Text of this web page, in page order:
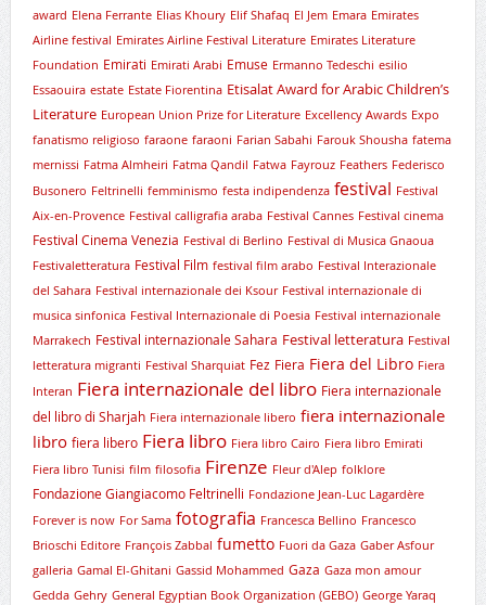
award Elena Ferrante Elias Khoury Elif Shafaq El Jem Emara Emirates
Airline festival Emirates Airline Festival Literature Emirates Literature
Foundation Emirati Emirati Arabi Emuse Ermanno Tedeschi esilio
Essaouira estate Estate Fiorentina Etisalat Award for Arabic Children’s
Literature European Union Prize for Literature Excellency Awards Expo
fanatismo religioso faraone faraoni Farian Sabahi Farouk Shousha fatema
mernissi Fatma Almheiri Fatma Qandil Fatwa Fayrouz Feathers Federisco
Busonero Feltrinelli femminismo festa indipendenza festival Festival
Aix-en-Provence Festival calligrafia araba Festival Cannes Festival cinema
Festival Cinema Venezia Festival di Berlino Festival di Musica Gnaoua
Festivaletteratura Festival Film festival film arabo Festival Interazionale
del Sahara Festival internazionale dei Ksour Festival internazionale di
musica sinfonica Festival Internazionale di Poesia Festival internazionale
Marrakech Festival internazionale Sahara Festival letteratura Festival
letteratura migranti Festival Sharquiat Fez Fiera Fiera del Libro Fiera
Interan Fiera internazionale del libro Fiera internazionale
del libro di Sharjah Fiera internazionale libero fiera internazionale
libro fiera libero Fiera libro Fiera libro Cairo Fiera libro Emirati
Fiera libro Tunisi film filosofia Firenze Fleur d'Alep folklore
Fondazione Giangiacomo Feltrinelli Fondazione Jean-Luc Lagardère
Forever is now For Sama fotografia Francesca Bellino Francesco
Brioschi Editore François Zabbal fumetto Fuori da Gaza Gaber Asfour
galleria Gamal El-Ghitani Gassid Mohammed Gaza Gaza mon amour
Gedda Gehry General Egyptian Book Organization (GEBO) George Yaraq